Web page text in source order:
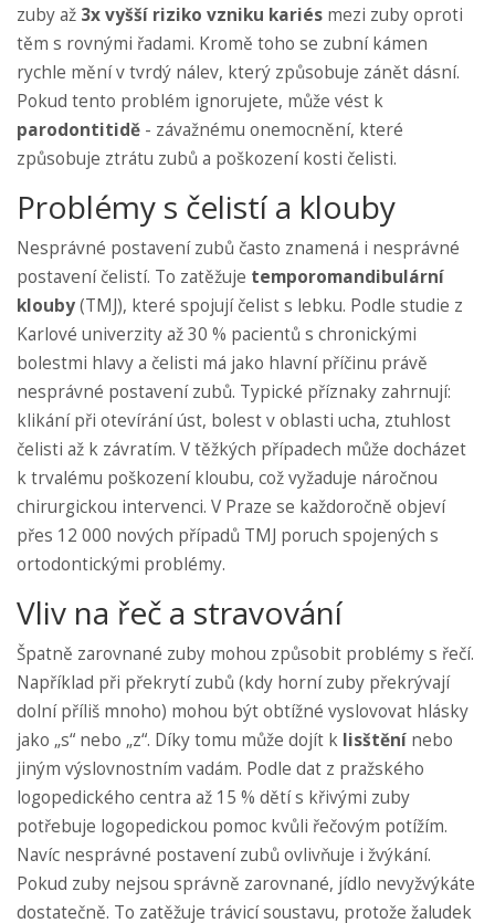
zuby až 3x vyšší riziko vzniku kariés mezi zuby oproti
těm s rovnými řadami. Kromě toho se zubní kámen
rychle mění v tvrdý nálev, který způsobuje zánět dásní.
Pokud tento problém ignorujete, může vést k
parodontitidě - závažnému onemocnění, které
způsobuje ztrátu zubů a poškození kosti čelisti.
Problémy s čelistí a klouby
Nesprávné postavení zubů často znamená i nesprávné
postavení čelistí. To zatěžuje temporomandibulární
klouby(TMJ), které spojují čelist s lebku. Podle studie z
Karlové univerzity až 30 % pacientů s chronickými
bolestmi hlavy a čelisti má jako hlavní příčinu právě
nesprávné postavení zubů. Typické příznaky zahrnují:
klikání při otevírání úst, bolest v oblasti ucha, ztuhlost
čelisti až k závratím. V těžkých případech může docházet
k trvalému poškození kloubu, což vyžaduje náročnou
chirurgickou intervenci. V Praze se každoročně objeví
přes 12 000 nových případů TMJ poruch spojených s
ortodontickými problémy.
Vliv na řeč a stravování
Špatně zarovnané zuby mohou způsobit problémy s řečí.
Například při překrytí zubů (kdy horní zuby překrývají
dolní příliš mnoho) mohou být obtížné vyslovovat hlásky
jako „s“ nebo „z“. Díky tomu může dojít k lisštění nebo
jiným výslovnostním vadám. Podle dat z pražského
logopedického centra až 15 % dětí s křivými zuby
potřebuje logopedickou pomoc kvůli řečovým potížím.
Navíc nesprávné postavení zubů ovlivňuje i žvýkání.
Pokud zuby nejsou správně zarovnané, jídlo nevyžvýkáte
dostatečně. To zatěžuje trávicí soustavu, protože žaludek